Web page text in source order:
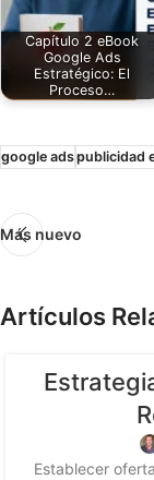
Capítulo 2 eBook
Google Ads
Estratégico: El
Proceso…
google adspublicidad
Más nuevo
Artículos
Establecer